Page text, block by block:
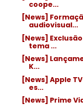
coope...
[News]
audiovisual...
[News]
tema ...
[News]
K...
[News] Apple
es...
[News] Prime